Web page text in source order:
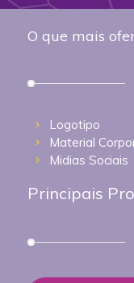
O que mais
Logotipo
Material
Midias Sociais
Principais